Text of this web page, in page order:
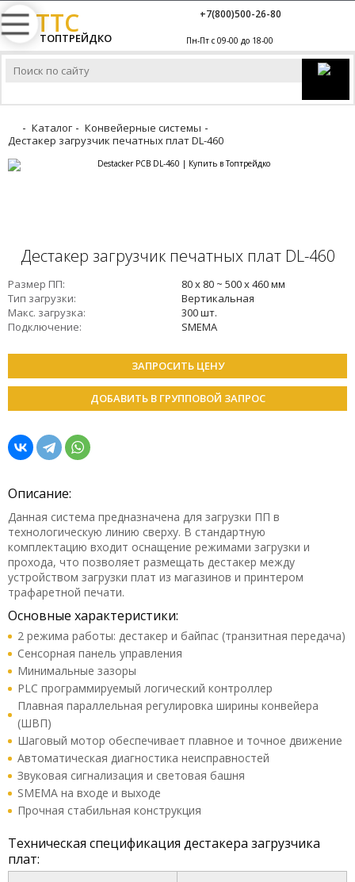
TTC
ТОПТРЕЙДКО Пн-Пт с 09-00 до 18-00
+7(800)500-26-80
Каталог
Конвейерные системы
Дестакер загрузчик печатных плат DL-460
Дестакер загрузчик печатных плат DL-460
Размер ПП
80 x 80 ~ 500 x 460 мм
Тип загрузки
Вертикальная
Макс. загрузка
300 шт.
Подключение
SMEMA
ЗАПРОСИТЬ ЦЕНУ
ДОБАВИТЬ В ГРУППОВОЙ ЗАПРОС
Описание:
Данная система предназначена для загрузки ПП в
технологическую линию сверху. В стандартную
комплектацию входит оснащение режимами загрузки и
прохода, что позволяет размещать дестакер между
устройством загрузки плат из магазинов и принтером
трафаретной печати.
Основные характеристики:
2 режима работы: дестакер и байпас (транзитная передача)
Сенсорная панель управления
Минимальные зазоры
PLC программируемый логический контроллер
Плавная параллельная регулировка ширины конвейера
(ШВП)
Шаговый мотор обеспечивает плавное и точное движение
Автоматическая диагностика неисправностей
Звуковая сигнализация и световая башня
SMEMA на входе и выходе
Прочная стабильная конструкция
Техническая спецификация дестакера загрузчика
плат: